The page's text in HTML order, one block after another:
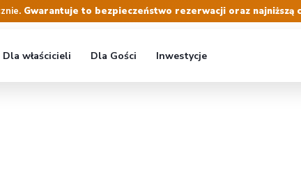
Gwarantuje to bezpieczeństwo rezerwacji oraz najniższą
Dla właścicieli Dla Gości Inwestycje